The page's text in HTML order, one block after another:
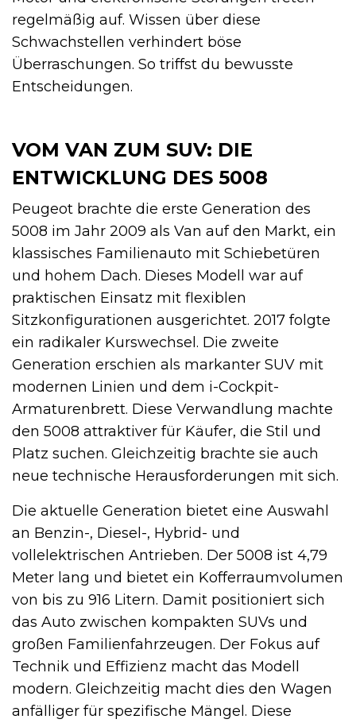
regelmäßig auf. Wissen über diese
Schwachstellen verhindert böse
Überraschungen. So triffst du bewusste
Entscheidungen.
VOM VAN ZUM SUV: DIE
ENTWICKLUNG DES 5008
Peugeot brachte die erste Generation des
5008 im Jahr 2009 als Van auf den Markt, ein
klassisches Familienauto mit Schiebetüren
und hohem Dach. Dieses Modell war auf
praktischen Einsatz mit flexiblen
Sitzkonfigurationen ausgerichtet. 2017 folgte
ein radikaler Kurswechsel. Die zweite
Generation erschien als markanter SUV mit
modernen Linien und dem i-Cockpit-
Armaturenbrett. Diese Verwandlung machte
den 5008 attraktiver für Käufer, die Stil und
Platz suchen. Gleichzeitig brachte sie auch
neue technische Herausforderungen mit sich.
Die aktuelle Generation bietet eine Auswahl
an Benzin-, Diesel-, Hybrid- und
vollelektrischen Antrieben. Der 5008 ist 4,79
Meter lang und bietet ein Kofferraumvolumen
von bis zu 916 Litern. Damit positioniert sich
das Auto zwischen kompakten SUVs und
großen Familienfahrzeugen. Der Fokus auf
Technik und Effizienz macht das Modell
modern. Gleichzeitig macht dies den Wagen
anfälliger für spezifische Mängel. Diese